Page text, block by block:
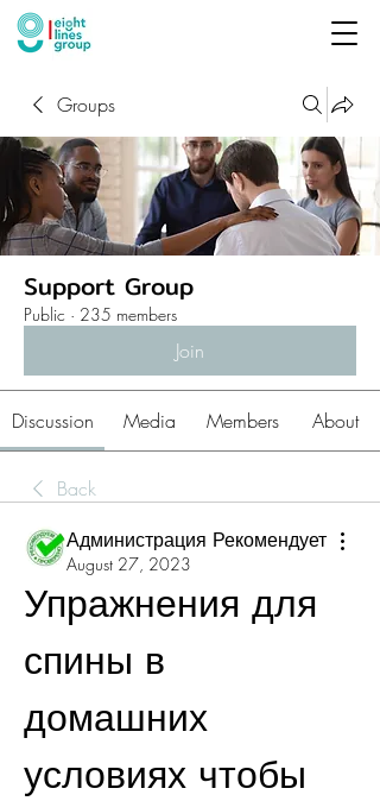
Groups
Support Group
Public · 235 members
Join
Discussion Media Members About
Back
Администрация Рекомендует
August 27, 2023
Упражнения для
спины в
домашних
условиях чтобы